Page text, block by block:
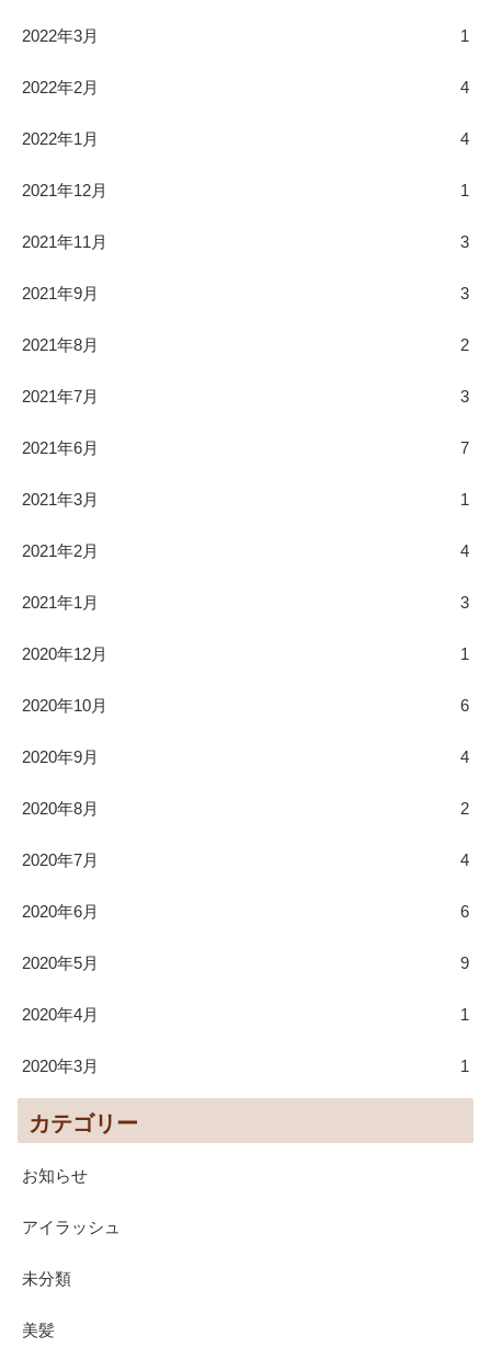
2022年3月 1
2022年2月 4
2022年1月 4
2021年12月 1
2021年11月 3
2021年9月 3
2021年8月 2
2021年7月 3
2021年6月 7
2021年3月 1
2021年2月 4
2021年1月 3
2020年12月 1
2020年10月 6
2020年9月 4
2020年8月 2
2020年7月 4
2020年6月 6
2020年5月 9
2020年4月 1
2020年3月 1
カテゴリー
お知らせ
アイラッシュ
未分類
美髪